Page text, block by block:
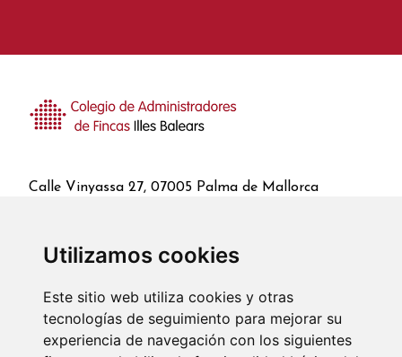
Utilizamos cookies
Este sitio web utiliza cookies y otras
tecnologías de seguimiento para mejorar su
experiencia de navegación con los siguientes
Calle Vinyassa 27, 07005 Palma de Mallorca
CONTACTO